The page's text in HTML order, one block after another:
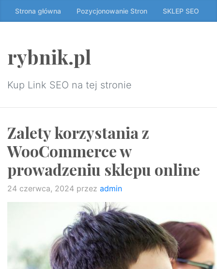
Przeskocz
do
Strona główna Pozycjonowanie Stron SKLEP SEO
rybnik.pl
Kup Link SEO na tej stronie
Zalety korzystania z
WooCommerce w
prowadzeniu sklepu online
24 czerwca, 2024 przez admin